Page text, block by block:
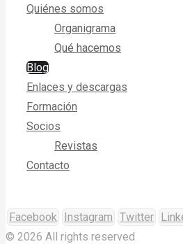
Quiénes somos
Organigrama
Qué hacemos
Blog
Enlaces y descargas
Formación
Socios
Revistas
Contacto
Facebook Instagram Twitter
© 2026 All rights reserved